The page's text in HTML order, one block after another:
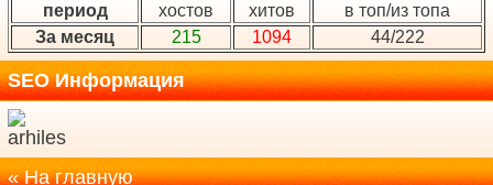
период хостов хитов
в топ/из топа
За месяц
215 1094 44/222
SEO Информация
« На главную